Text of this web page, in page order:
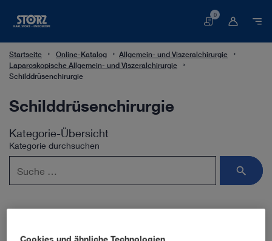
Warenkorb
0
Startseite Online-Katalog
Allgemein- und Viszeralchirurgie
Laparoskopische Allgemein- und Viszeralchirurgie
Schilddrüsenchirurgie
Schilddrüsenchirurgie
Kategorie-Übersicht
Kategorie durchsuchen
Cookies und ähnliche Technologien